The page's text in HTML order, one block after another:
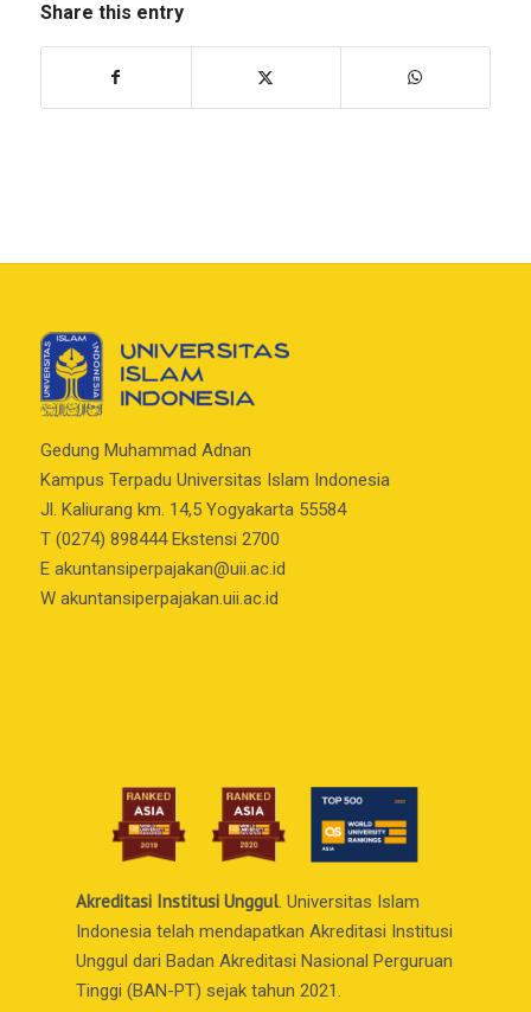
Share this entry
Gedung Muhammad Adnan
Kampus Terpadu Universitas Islam Indonesia
Jl. Kaliurang km. 14,5 Yogyakarta 55584
T (0274) 898444 Ekstensi 2700
E akuntansiperpajakan@uii.ac.id
W akuntansiperpajakan.uii.ac.id
Akreditasi Institusi Unggul. Universitas Islam
Indonesia telah mendapatkan Akreditasi Institusi
Unggul dari Badan Akreditasi Nasional Perguruan
Tinggi (BAN-PT) sejak tahun 2021.